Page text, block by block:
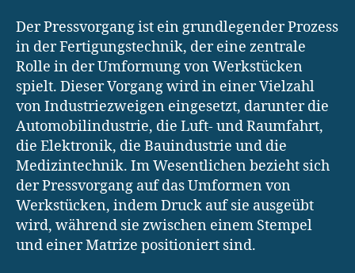
Der Pressvorgang ist ein grundlegender Prozess
in der Fertigungstechnik, der eine zentrale
Rolle in der Umformung von Werkstücken
spielt. Dieser Vorgang wird in einer Vielzahl
von Industriezweigen eingesetzt, darunter die
Automobilindustrie, die Luft- und Raumfahrt,
die Elektronik, die Bauindustrie und die
Medizintechnik. Im Wesentlichen bezieht sich
der Pressvorgang auf das Umformen von
Werkstücken, indem Druck auf sie ausgeübt
wird, während sie zwischen einem Stempel
und einer Matrize positioniert sind.